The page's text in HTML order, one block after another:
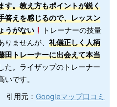
す。教え方もポイントが鋭く
答えを感じるので、レッスン
うがない
トレーナーの技量
りませんが、 礼儀正しく人柄
田トレーナーに出会えて本当
た。ライザップのトレーナー
です。
引用元： Googleマップ口コミ